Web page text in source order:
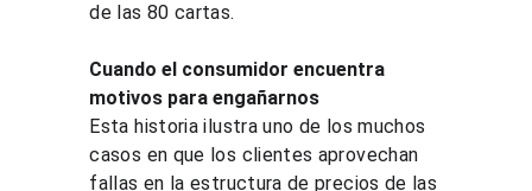
de las 80 cartas.
Cuando el consumidor encuentra
motivos para engañarnos
Esta historia ilustra uno de los muchos
casos en que los clientes aprovechan
fallas en la estructura de precios de las